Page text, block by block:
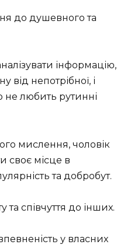
до душевного та
інформацію,
від непотрібної, і
не любить рутинні
мислення, чоловік
своє місце в
та добробут.
та співчуття до інших.
у власних